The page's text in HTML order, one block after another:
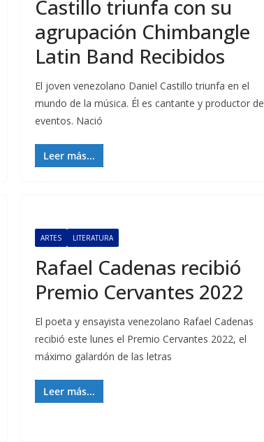
Castillo triunfa con su
agrupación Chimbangle
Latin Band Recibidos
El joven venezolano Daniel Castillo triunfa en el
mundo de la música. Él es cantante y productor de
eventos. Nació
Leer más...
ARTES LITERATURA
Rafael Cadenas recibió
Premio Cervantes 2022
El poeta y ensayista venezolano Rafael Cadenas
recibió este lunes el Premio Cervantes 2022, el
máximo galardón de las letras
Leer más...